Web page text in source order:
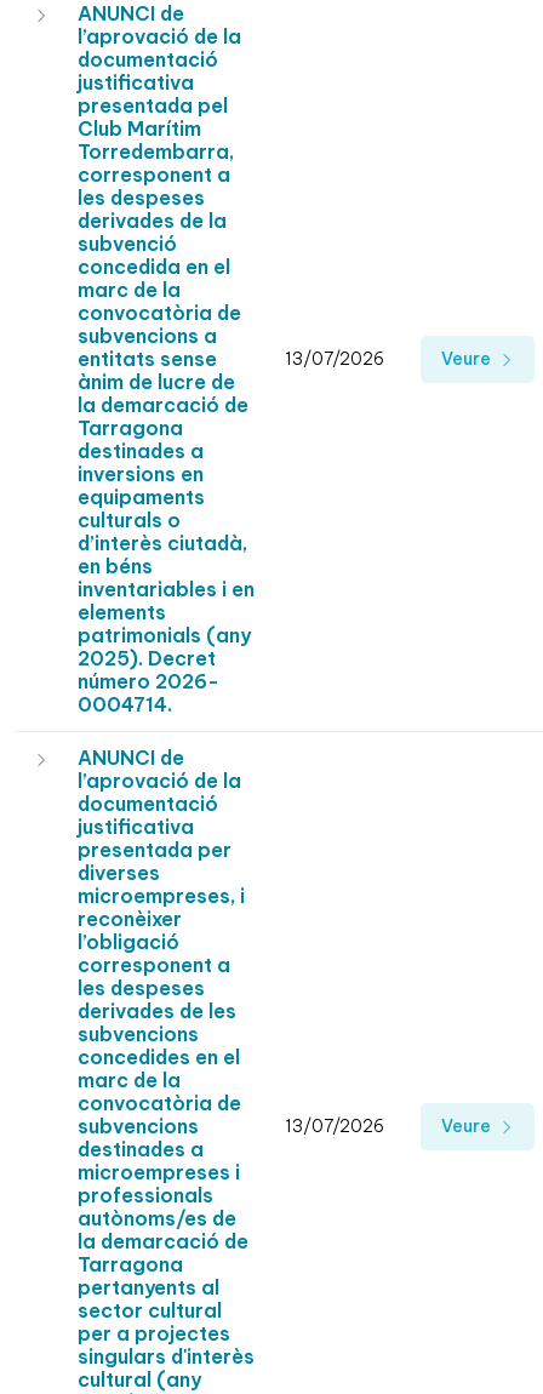
ANUNCI de
l’aprovació de la
documentació
justificativa
presentada pel
Club Marítim
Torredembarra,
corresponent a
les despeses
derivades de la
subvenció
concedida en el
marc de la
convocatòria de
subvencions a
entitats sense
ànim de lucre de
la demarcació de
Tarragona
destinades a
inversions en
equipaments
culturals o
d’interès ciutadà,
en béns
inventariables i en
elements
patrimonials (any
2025). Decret
número 2026-
0004714.
13/07/2026 Veure
ANUNCI de
l’aprovació de la
documentació
justificativa
presentada per
diverses
microempreses, i
reconèixer
l’obligació
corresponent a
les despeses
derivades de les
subvencions
concedides en el
marc de la
convocatòria de
subvencions
destinades a
microempreses i
professionals
autònoms/es de
la demarcació de
Tarragona
pertanyents al
sector cultural
per a projectes
singulars d'interès
cultural (any
13/07/2026 Veure